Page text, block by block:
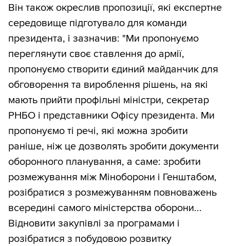
Він також окреслив пропозиції, які експертне
середовище підготувало для команди
президента, і зазначив: "Ми пропонуємо
переглянути своє ставлення до армії,
пропонуємо створити єдиний майданчик для
обговорення та вироблення рішень, на які
мають прийти профільні міністри, секретар
РНБО і представники Офісу президента. Ми
пропонуємо ті речі, які можна зробити
раніше, ніж це дозволять зробити документи
оборонного планування, а саме: зробити
розмежування між Міноборони і Генштабом,
розібратися з розмежуванням повноважень
всередині самого міністерства оборони...
Відновити закупівлі за програмами і
розібратися з побудовою розвитку